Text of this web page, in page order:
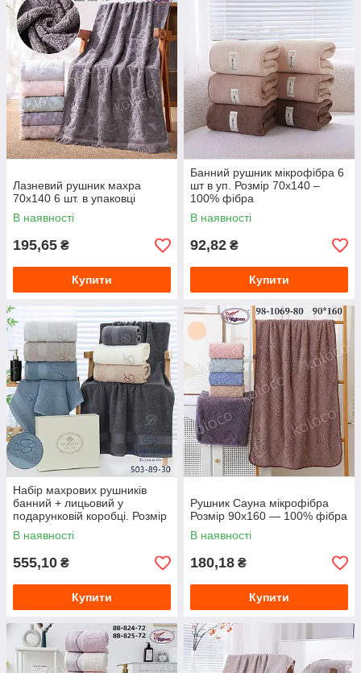
Лазневий рушник махра
70х140 6 шт. в упаковці
В наявності
195,65 ₴
Купити
Банний рушник мікрофібра 6
шт в уп. Розмір 70х140 –
100% фібра
В наявності
92,82 ₴
Купити
Набір махрових рушників
банний + лицьовий у
подарунковій коробці. Розмір
70*140 і 50*90
В наявності
555,10 ₴
Купити
Рушник Сауна мікрофібра
Розмір 90х160 — 100% фібра
В наявності
180,18 ₴
Купити